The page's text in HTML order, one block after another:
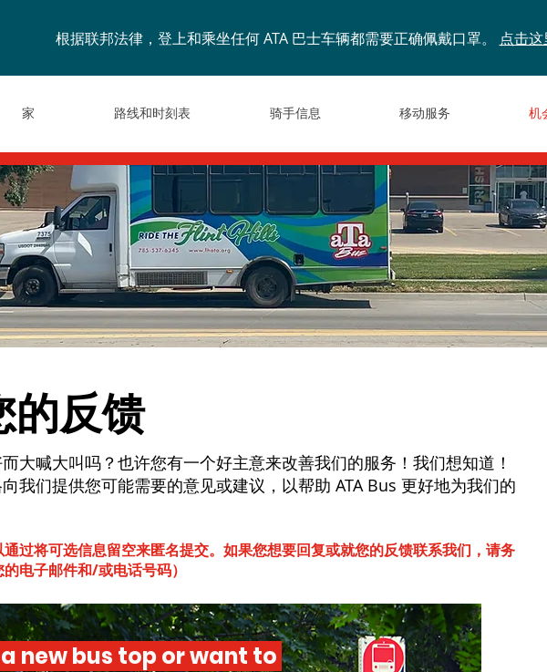
根据联邦法律，登上和乘坐任何 ATA 巴士车辆都需要正确佩戴口罩。 点击这
家 路线和时刻表 骑手信息 移动服务 机
的反馈
大喊大叫吗？也许您有一个好主意来改善我们的服务！我们想知道！
我们提供您可能需要的意见或建议，以帮助 ATA Bus 更好地为我们的
通过将可选信息留空来匿名提交。如果您想要回复或就您的反馈联系我们，请务
电子邮件和/或电话号码）
new bus top or want to